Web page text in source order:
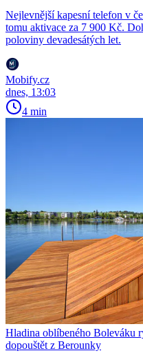
Nejlevnější kapesní telefon v
tomu aktivace za 7 900 Kč.
poloviny devadesátých let.
Mobify.cz
dnes, 13:03
4 min
Hladina oblíbeného Boleváku
dopouštět z Berounky